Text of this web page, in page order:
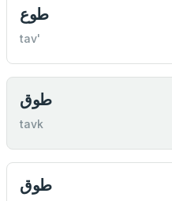
طوع
tav'
طوق
tavk
طوق